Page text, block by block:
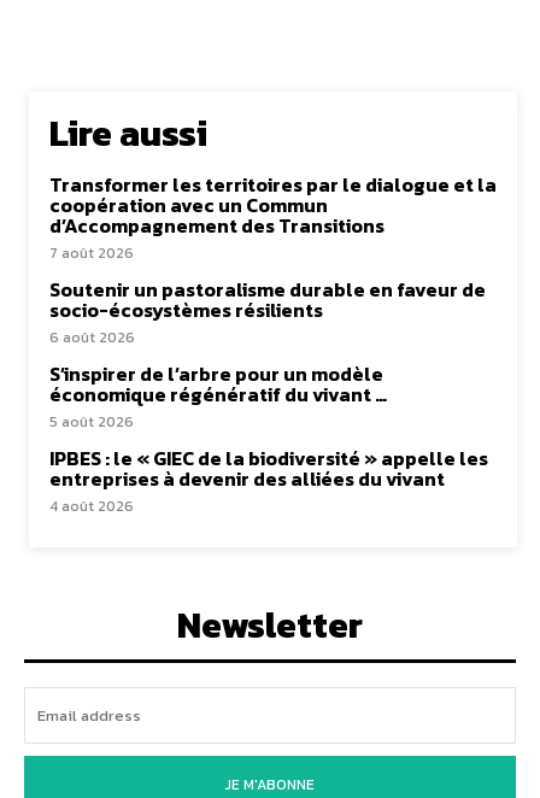
Lire aussi
Transformer les territoires par le dialogue et la
coopération avec un Commun
d’Accompagnement des Transitions
7 août 2026
Soutenir un pastoralisme durable en faveur de
socio-écosystèmes résilients
6 août 2026
S’inspirer de l’arbre pour un modèle
économique régénératif du vivant …
5 août 2026
IPBES : le « GIEC de la biodiversité » appelle les
entreprises à devenir des alliées du vivant
4 août 2026
Newsletter
JE M'ABONNE